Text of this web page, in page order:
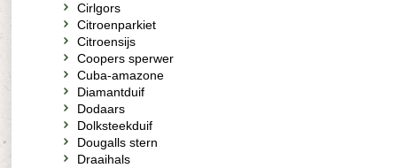
Cirlgors
Citroenparkiet
Citroensijs
Coopers sperwer
Cuba-amazone
Diamantduif
Dodaars
Dolksteekduif
Dougalls stern
Draaihals